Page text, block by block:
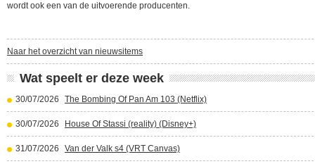
wordt ook een van de uitvoerende producenten.
Naar het overzicht van nieuwsitems
Wat speelt er deze week
30/07/2026 The Bombing Of Pan Am 103 (Netflix)
30/07/2026 House Of Stassi (reality) (Disney+)
31/07/2026 Van der Valk s4 (VRT Canvas)